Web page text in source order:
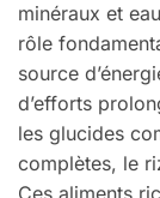
minéraux et
rôle
source
d’efforts
les glucides
complètes, le